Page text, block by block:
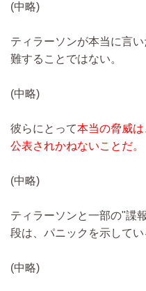
(中略)
ティラーソンが本当に言
難することではない。
(中略)
彼らにとって本当の脅威
公表されかねないことだ。
(中略)
ティラーソンと一部の"諜
段は、パニックを示してい
(中略)